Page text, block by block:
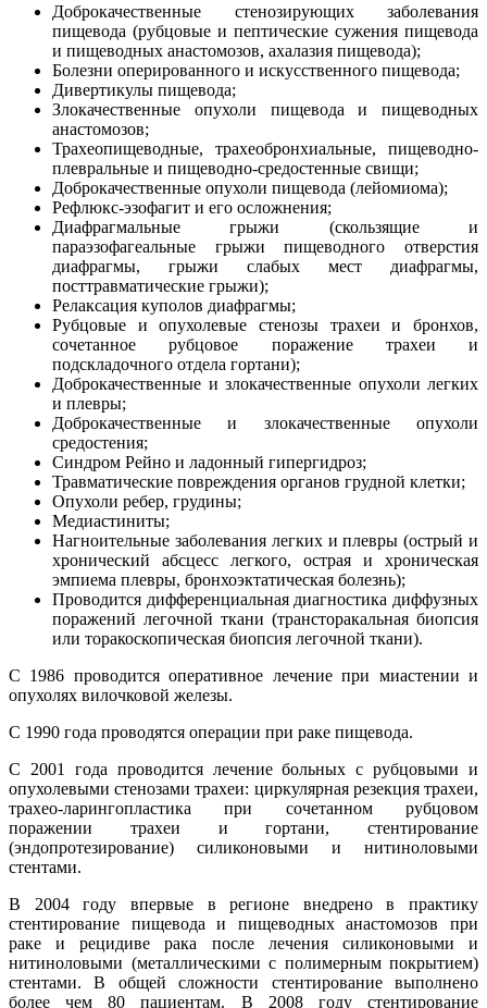
Доброкачественные стенозирующих заболевания
пищевода (рубцовые и пептические сужения пищевода
и пищеводных анастомозов, ахалазия пищевода);
Болезни оперированного и искусственного пищевода;
Дивертикулы пищевода;
Злокачественные опухоли пищевода и пищеводных
анастомозов;
Трахеопищеводные, трахеобронхиальные, пищеводно-
плевральные и пищеводно-средостенные свищи;
Доброкачественные опухоли пищевода (лейомиома);
Рефлюкс-эзофагит и его осложнения;
Диафрагмальные грыжи (скользящие и
параэзофагеальные грыжи пищеводного отверстия
диафрагмы, грыжи слабых мест диафрагмы,
посттравматические грыжи);
Релаксация куполов диафрагмы;
Рубцовые и опухолевые стенозы трахеи и бронхов,
сочетанное рубцовое поражение трахеи и
подскладочного отдела гортани);
Доброкачественные и злокачественные опухоли легких
и плевры;
Доброкачественные и злокачественные опухоли
средостения;
Синдром Рейно и ладонный гипергидроз;
Травматические повреждения органов грудной клетки;
Опухоли ребер, грудины;
Медиастиниты;
Нагноительные заболевания легких и плевры (острый и
хронический абсцесс легкого, острая и хроническая
эмпиема плевры, бронхоэктатическая болезнь);
Проводится дифференциальная диагностика диффузных
поражений легочной ткани (трансторакальная биопсия
или торакоскопическая биопсия легочной ткани).
С 1986 проводится оперативное лечение при миастении и
опухолях вилочковой железы.
С 1990 года проводятся операции при раке пищевода.
С 2001 года проводится лечение больных с рубцовыми и
опухолевыми стенозами трахеи: циркулярная резекция трахеи,
трахео-ларингопластика при сочетанном рубцовом
поражении трахеи и гортани, стентирование
(эндопротезирование) силиконовыми и нитиноловыми
стентами.
В 2004 году впервые в регионе внедрено в практику
стентирование пищевода и пищеводных анастомозов при
раке и рецидиве рака после лечения силиконовыми и
нитиноловыми (металлическими с полимерным покрытием)
стентами. В общей сложности стентирование выполнено
более чем 80 пациентам. В 2008 году стентирование